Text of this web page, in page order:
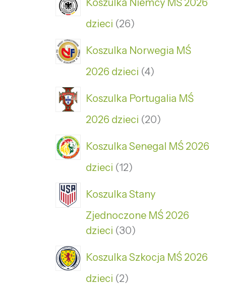
Koszulka Niemcy MŚ 2026
dzieci 26
Koszulka Norwegia MŚ
2026 dzieci 4
Koszulka Portugalia MŚ
2026 dzieci 20
Koszulka Senegal MŚ 2026
dzieci 12
Koszulka Stany
Zjednoczone MŚ 2026
dzieci 30
Koszulka Szkocja MŚ 2026
dzieci 2